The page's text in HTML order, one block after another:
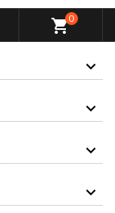
shopping_cart0